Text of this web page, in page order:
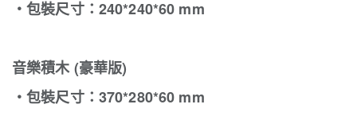
‧包裝尺寸：240*240*60 mm
音樂積木 (豪華版)
‧包裝尺寸：370*280*60 mm